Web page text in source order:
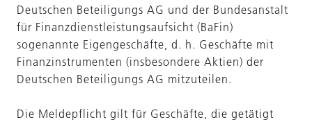
Deutschen Beteiligungs AG und der Bundesanstalt
für Finanzdienstleistungsaufsicht (BaFin)
sogenannte Eigengeschäfte, d. h. Geschäfte mit
Finanzinstrumenten (insbesondere Aktien) der
Deutschen Beteiligungs AG mitzuteilen.
Die Meldepflicht gilt für Geschäfte, die getätigt